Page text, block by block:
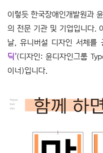
이렇듯 한국장애인개발원과
의 전문 기관 및 기업입니다.
날, 유니버설 디자인 서체를
딕’(디자인: 윤디자인그룹
이너)입니다.